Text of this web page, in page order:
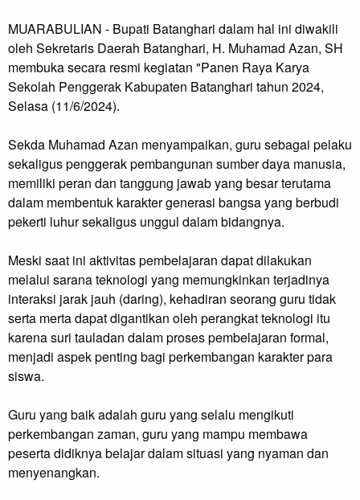
MUARABULIAN - Bupati Batanghari dalam hal ini diwakili
oleh Sekretaris Daerah Batanghari, H. Muhamad Azan, SH
membuka secara resmi kegiatan "Panen Raya Karya
Sekolah Penggerak Kabupaten Batanghari tahun 2024,
Selasa (11/6/2024).
Sekda Muhamad Azan menyampaikan, guru sebagai pelaku
sekaligus penggerak pembangunan sumber daya manusia,
memiliki peran dan tanggung jawab yang besar terutama
dalam membentuk karakter generasi bangsa yang berbudi
pekerti luhur sekaligus unggul dalam bidangnya.
Meski saat ini aktivitas pembelajaran dapat dilakukan
melalui sarana teknologi yang memungkinkan terjadinya
interaksi jarak jauh (daring), kehadiran seorang guru tidak
serta merta dapat digantikan oleh perangkat teknologi itu
karena suri tauladan dalam proses pembelajaran formal,
menjadi aspek penting bagi perkembangan karakter para
siswa.
Guru yang baik adalah guru yang selalu mengikuti
perkembangan zaman, guru yang mampu membawa
peserta didiknya belajar dalam situasi yang nyaman dan
menyenangkan.